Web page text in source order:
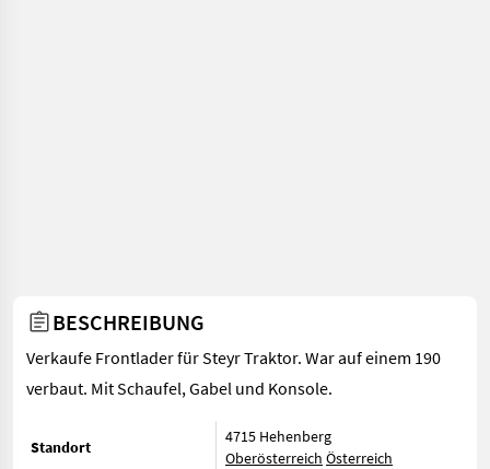
BESCHREIBUNG
Verkaufe Frontlader für Steyr Traktor. War auf einem 190
verbaut. Mit Schaufel, Gabel und Konsole.
Standort
4715 Hehenberg
Oberösterreich Österreich